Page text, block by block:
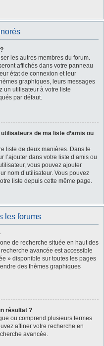
les autres membres du forum.
affichés dans votre panneau
état de connexion et leur
graphiques, leurs messages
un utilisateur à votre liste
par défaut.
de ma liste d’amis ou
liste de deux manières. Dans le
dans votre liste d’amis ou
vous pouvez ajouter
nom d’utilisateur. Vous pouvez
liste depuis cette même page.
les forums
de recherche située en haut des
avancée est accessible
» disponible sur toutes les pages
des thèmes graphiques
résultat ?
ou comprend plusieurs termes
affiner votre recherche en
avancée.